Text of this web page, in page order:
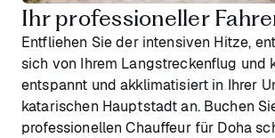
Ihr professioneller
Entfliehen Sie der intensiven Hitze,
sich von Ihrem Langstreckenflug und
entspannt und akklimatisiert in Ihrer
katarischen Hauptstadt an. Buchen
professionellen Chauffeur für Doha